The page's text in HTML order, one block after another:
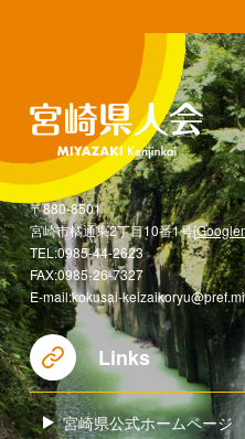
〒880-8501
宮崎市橘通東2丁目10番1号[
TEL:0985-44-2623
FAX:0985-26-7327
E-mail:kokusai-
Links
宮崎県公式ホームページ